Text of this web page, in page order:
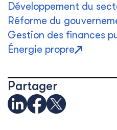
Développement du
Réforme du
Gestion des finances
Énergie propre
Partager